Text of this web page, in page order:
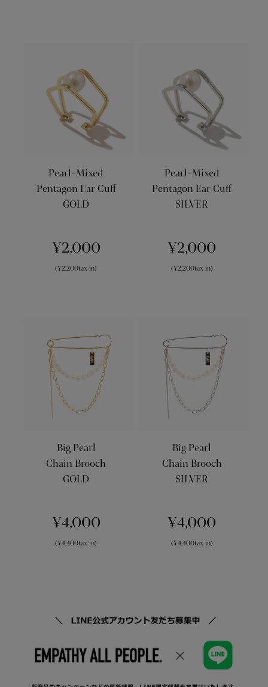
Pearl-Mixed
Pentagon Ear Cuff
GOLD
¥2,000
(¥2,200tax in)
Pearl-Mixed
Pentagon Ear Cuff
SILVER
¥2,000
(¥2,200tax in)
Big Pearl
Chain Brooch
GOLD
¥4,000
(¥4,400tax in)
Big Pearl
Chain Brooch
SILVER
¥4,000
(¥4,400tax in)